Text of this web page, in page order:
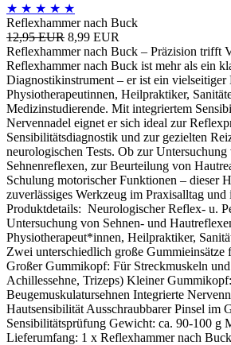
★ ★ ★ ★ ★
Reflexhammer nach Buck
12,95 EUR 8,99 EUR
Reflexhammer nach Buck – Präzision trifft
Reflexhammer nach Buck ist mehr als ein
Diagnostikinstrument – er ist ein
Physiotherapeutinnen, Heilpraktiker,
Medizinstudierende. Mit integriertem
Nervennadel eignet er sich ideal zur
Sensibilitätsdiagnostik und zur gezielten
neurologischen Tests. Ob zur
Sehnenreflexen, zur Beurteilung von
Schulung motorischer Funktionen – dieser
zuverlässiges Werkzeug im Praxisalltag
Produktdetails: Neurologischer Reflex- u.
Untersuchung von Sehnen- und
Physiotherapeut*innen, Heilpraktiker,
Zwei unterschiedlich große Gummieinsätze
Großer Gummikopf: Für Streckmuskeln
Achillessehne, Trizeps) Kleiner
Beugemuskulatursehnen Integrierte
Hautsensibilität Ausschraubbarer Pinsel im
Sensibilitätsprüfung Gewicht: ca. 90-100 g
Lieferumfang: 1 x Reflexhammer nach Buck